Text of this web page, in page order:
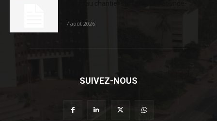
7 août 2026
SUIVEZ-NOUS